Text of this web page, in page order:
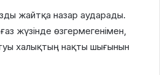
жайтқа назар аударады.
жүзінде өзгермегенімен,
халықтың нақты шығынын